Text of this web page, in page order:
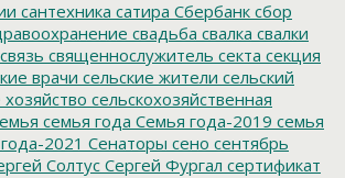
сантехника сатира Сбербанк сбор
свадьба свалка свалки
связь священнослужитель секта секция
врачи сельские жители сельский
хозяйство сельскохозяйственная
семья года Семья года-2019 семья
2021 Сенаторы сено сентябрь
СолтусСергей Фургал сертификат